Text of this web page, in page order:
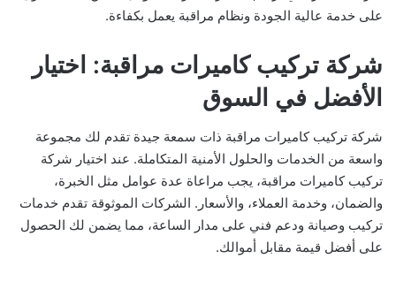
على خدمة عالية الجودة ونظام مراقبة يعمل بكفاءة.
شركة تركيب كاميرات مراقبة: اختيار
الأفضل في السوق
شركة تركيب كاميرات مراقبة ذات سمعة جيدة تقدم لك مجموعة
واسعة من الخدمات والحلول الأمنية المتكاملة. عند اختيار شركة
تركيب كاميرات مراقبة، يجب مراعاة عدة عوامل مثل الخبرة،
والضمان، وخدمة العملاء، والأسعار. الشركات الموثوقة تقدم خدمات
تركيب وصيانة ودعم فني على مدار الساعة، مما يضمن لك الحصول
على أفضل قيمة مقابل أموالك.